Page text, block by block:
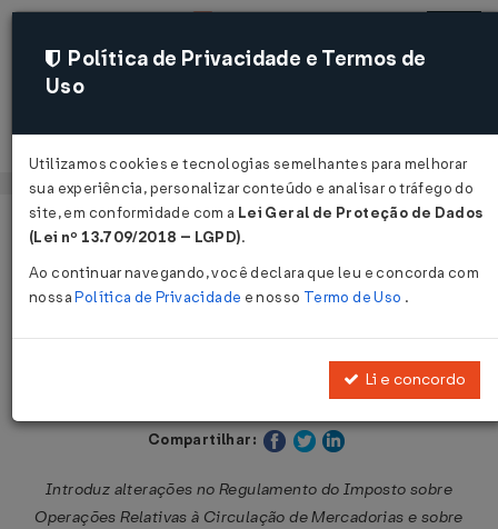
Acessar
Página Inicial Legislações
Decreto Nº 7980 DE 10/10/2017
Publicado no DOE - PR em 11 out 2017
Compartilhar:
Introduz alterações no Regulamento do Imposto sobre
Operações Relativas à Circulação de Mercadorias e sobre
Política de Privacidade e Termos de
Uso
Utilizamos cookies e tecnologias semelhantes para melhorar
sua experiência, personalizar conteúdo e analisar o tráfego do
site, em conformidade com a Lei Geral de Proteção de Dados
(Lei nº 13.709/2018 – LGPD).
Ao continuar navegando, você declara que leu e concorda com
nossaPolítica de Privacidade e nosso Termo de Uso .
Li e concordo